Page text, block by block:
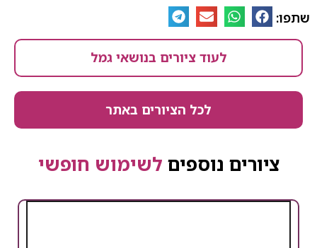
שתפו:
לעוד ציורים בנושאי גמל
לכל הציורים באתר
ציורים נוספים לשימוש חופשי